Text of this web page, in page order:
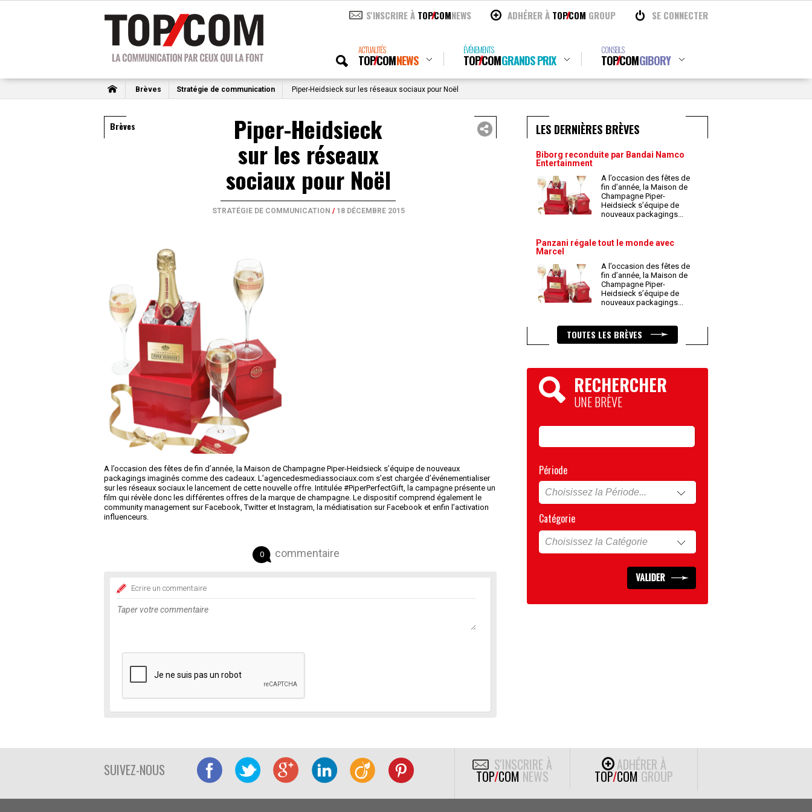
S'INSCRIRE À TOPCOMNEWS ADHÉRER À TOPCOM GROUP SE CONNECTER
ACTUALITÉS
TOPCOMNEWS
ÉVÉNEMENTS
TOPCOMGRANDS PRIX
CONSEILS
TOPCOMGIBORY
Brèves Stratégie de communication Piper-Heidsieck sur les réseaux sociaux pour Noël
Brèves Piper-Heidsieck
sur les réseaux
sociaux pour Noël
STRATÉGIE DE COMMUNICATION / 18 DÉCEMBRE 2015
A l’occasion des fêtes de fin d’année, la Maison de Champagne Piper-Heidsieck s’équipe de nouveaux
packagings imaginés comme des cadeaux. L’agencedesmediassociaux.com s’est chargée d’événementialiser
sur les réseaux sociaux le lancement de cette nouvelle offre. Intitulée #PiperPerfectGift, la campagne présente un
film qui révèle donc les différentes offres de la marque de champagne. Le dispositif comprend également le
community management sur Facebook, Twitter et Instagram, la médiatisation sur Facebook et enfin l’activation
influenceurs.
0 commentaire
Ecrire un commentaire
LES DERNIÈRES BRÈVES
Biborg reconduite par Bandai Namco
Entertainment
A l’occasion des fêtes de
fin d’année, la Maison de
Champagne Piper-
Heidsieck s’équipe de
nouveaux packagings...
Panzani régale tout le monde avec
Marcel
A l’occasion des fêtes de
fin d’année, la Maison de
Champagne Piper-
Heidsieck s’équipe de
nouveaux packagings...
TOUTES LES BRÈVES
RECHERCHER
UNE BRÈVE
Période
Catégorie
SUIVEZ-NOUS S'INSCRIRE À
TOP/COM NEWS
ADHÉRER À
TOP/COM GROUP